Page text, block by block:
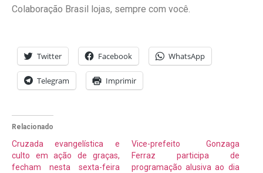
Colaboração Brasil lojas, sempre com você.
Twitter Facebook WhatsApp
Telegram Imprimir
Relacionado
Cruzada evangelística e
culto em ação de graças,
fecham nesta sexta-feira
Vice-prefeito Gonzaga
Ferraz participa de
programação alusiva ao dia